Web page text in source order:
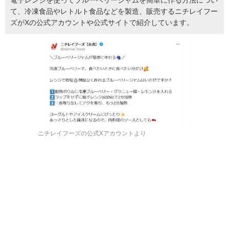
て、冷凍食品やレトルト食品などを製造、販売するニチレイフー
ズがXの公式アカウントや公式サイトで紹介しています。
ニチレイフーズの公式Xアカウントより